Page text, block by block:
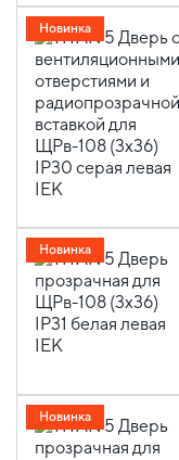
Новинка
Новинка
Новинка